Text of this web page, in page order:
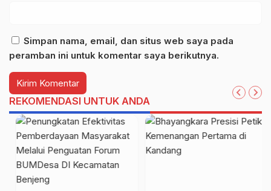
Simpan nama, email, dan situs web saya pada
peramban ini untuk komentar saya berikutnya.
REKOMENDASI UNTUK ANDA